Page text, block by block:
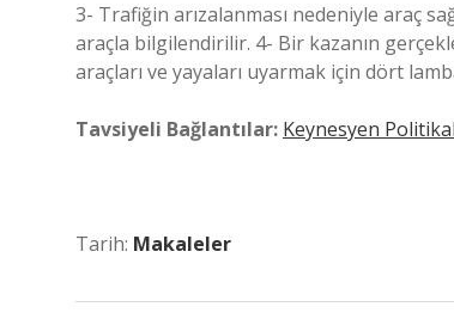
3- Trafiğin arızalanması nedeniyle araç
araçla bilgilendirilir. 4- Bir kazanın
araçları ve yayaları uyarmak için dört
Tavsiyeli Bağlantılar: Keynesyen
Tarih: Makaleler